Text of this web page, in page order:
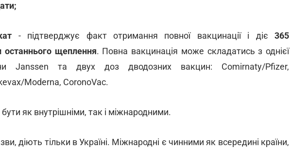
- підтверджує факт отримання повної вакцинації і діє365
останнього щеплення. Повна вакцинація може складатись з однієї
Janssen та двух доз дводозних вакцин: Comirnaty/Pfizer,
Moderna, CoronoVac.
як внутрішніми, так і міжнародними.
діють тільки в Україні. Міжнародні є чинними як всередині країни,